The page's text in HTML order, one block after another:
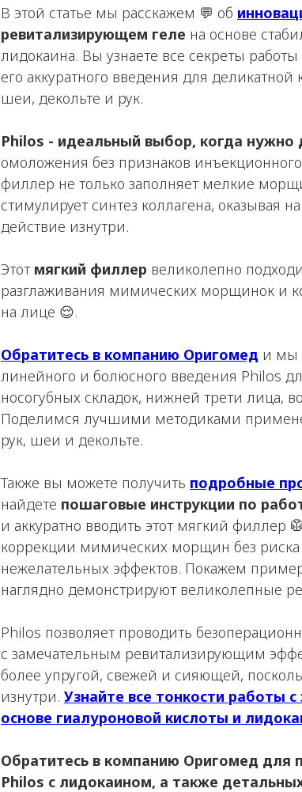
В этой статье мы расскажем 💬 об
ревитализирующем геле на основе
лидокаина. Вы узнаете все секреты
его аккуратного введения для
шеи, декольте и рук.
Philos - идеальный выбор, когда нужно
омоложения без признаков
филлер не только заполняет мелкие
стимулирует синтез коллагена, оказывая
действие изнутри.
Этот мягкий филлер великолепно
разглаживания мимических морщинок и
на лице 😌.
Обратитесь в компанию Оригомед и мы
линейного и болюсного введения Philos
носогубных складок, нижней трети лица,
Поделимся лучшими методиками
рук, шеи и декольте.
Также вы можете получить подробные
найдете пошаговые инструкции по
и аккуратно вводить этот мягкий филлер
коррекции мимических морщин без
нежелательных эффектов. Покажем
наглядно демонстрируют великолепные
Philos позволяет проводить
с замечательным ревитализирующим
более упругой, свежей и сияющей,
изнутри. Узнайте все тонкости работы
основе гиалуроновой кислоты и
Обратитесь в компанию Оригомед для
Philos с лидокаином, а также